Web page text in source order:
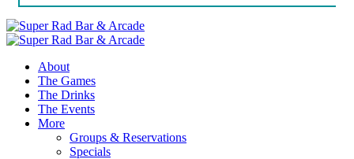
About
The Games
The Drinks
The Events
More
Groups & Reservations
Specials